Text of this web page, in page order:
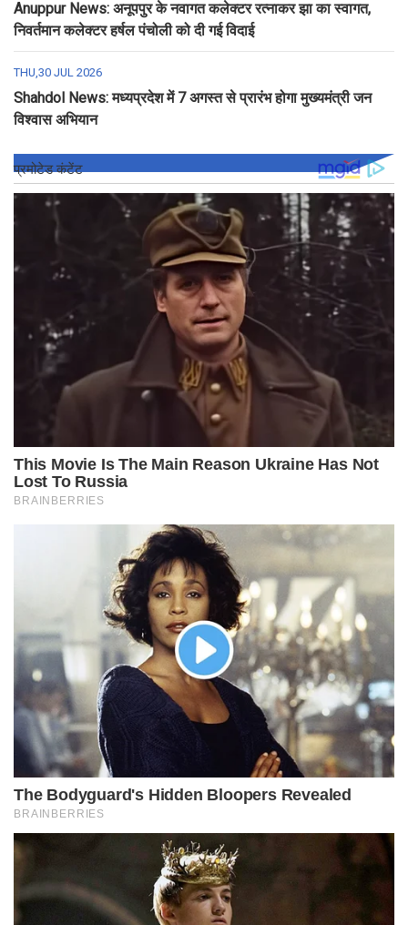
Anuppur News: अनूपपुर के नवागत कलेक्टर रत्नाकर झा का स्वागत,
निवर्तमान कलेक्टर हर्षल पंचोली को दी गई विदाई
THU,30 JUL 2026
Shahdol News: मध्यप्रदेश में 7 अगस्त से प्रारंभ होगा मुख्यमंत्री जन
विश्वास अभियान